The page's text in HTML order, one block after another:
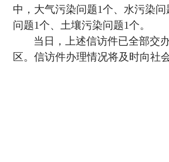
中，大气污染问题1个、水污染
问题1个、土壤污染问题1个。
当日，上述信访件已全部交
区。信访件办理情况将及时向社